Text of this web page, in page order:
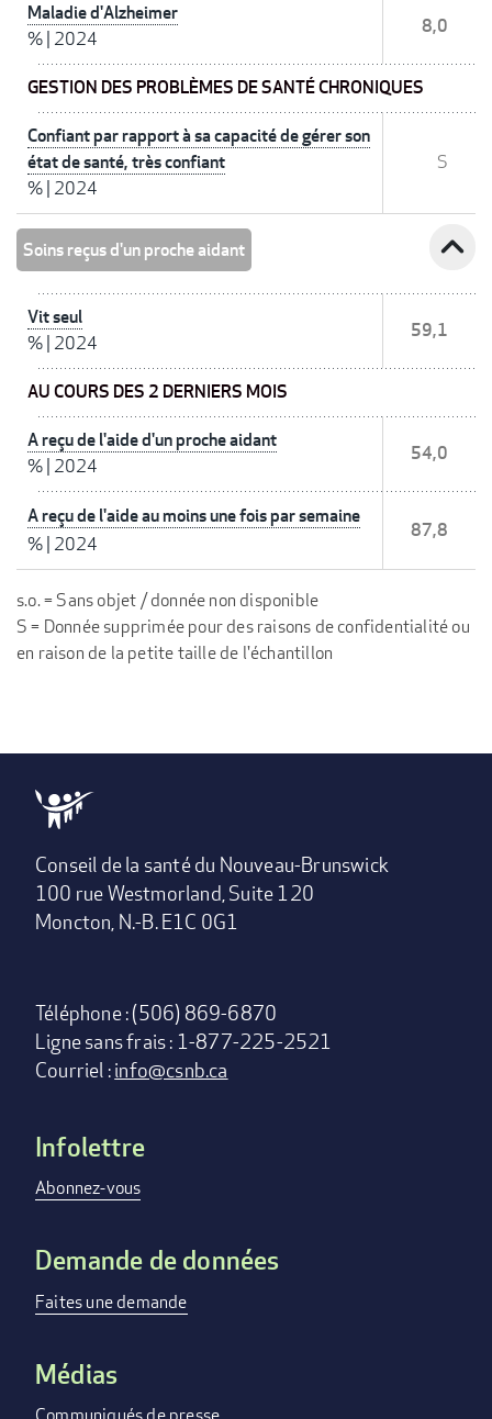
Maladie d'Alzheimer
% 2024
8,0
GESTION DES PROBLÈMES DE SANTÉ CHRONIQUES
Confiant par rapport à sa capacité de gérer son
état de santé, très confiant
% 2024
S
Soins reçus d'un proche aidant expand_less
Vit seul
% 2024
59,1
AU COURS DES 2 DERNIERS MOIS
A reçu de l'aide d'un proche aidant
% 2024
54,0
A reçu de l'aide au moins une fois par semaine
% 2024
87,8
s.o. = Sans objet / donnée non disponible
S = Donnée supprimée pour des raisons de confidentialité ou
en raison de la petite taille de l'échantillon
Conseil de la santé du Nouveau-Brunswick
100 rue Westmorland, Suite 120
Moncton, N.-B. E1C 0G1
Téléphone : (506) 869-6870
Ligne sans frais : 1-877-225-2521
Courriel :info@csnb.ca
Footer
menu
Infolettre
Abonnez-vous
Demande de données
Faites une demande
Médias